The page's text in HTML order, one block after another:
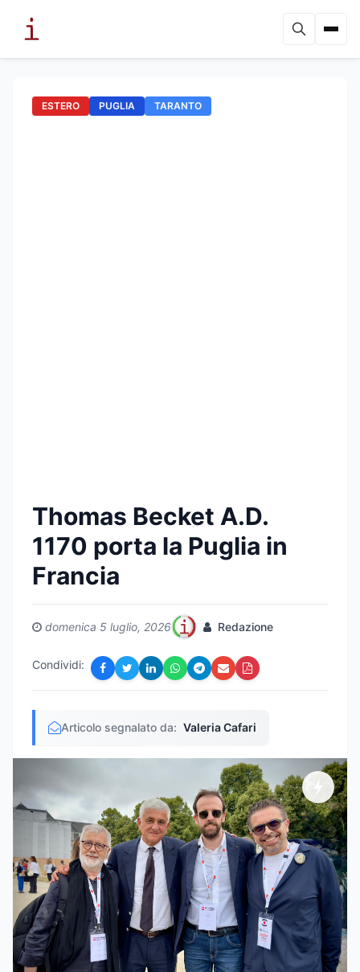
ESTERO PUGLIA TARANTO
Thomas Becket A.D.
1170 porta la Puglia in
Francia
domenica 5 luglio, 2026 Redazione
Condividi:
Articolo segnalato da: Valeria Cafari